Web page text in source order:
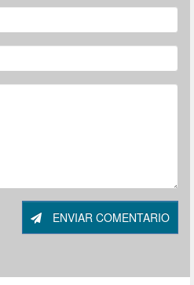
ENVIAR COMENTARIO